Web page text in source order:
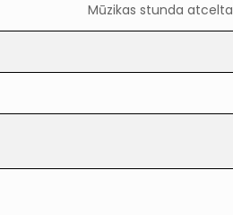
Mūzikas stunda atcelta